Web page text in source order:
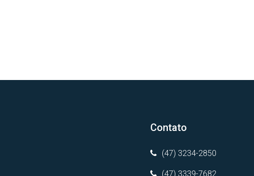
Contato
(47) 3234-2850
(47) 3339-7682